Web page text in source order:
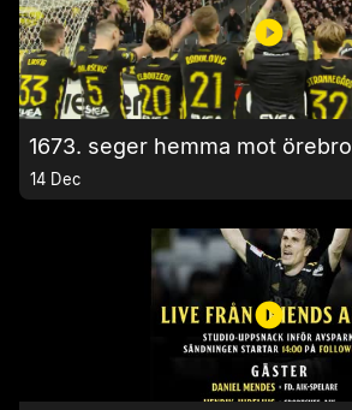
1673. seger hemma mot örebro
14 Dec